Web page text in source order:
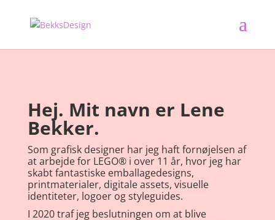
Hej. Mit navn er Lene
Bekker.
Som grafisk designer har jeg haft fornøjelsen af
at arbejde for LEGO® i over 11 år, hvor jeg har
skabt fantastiske emballagedesigns,
printmaterialer, digitale assets, visuelle
identiteter, logoer og styleguides.
I 2020 traf jeg beslutningen om at blive